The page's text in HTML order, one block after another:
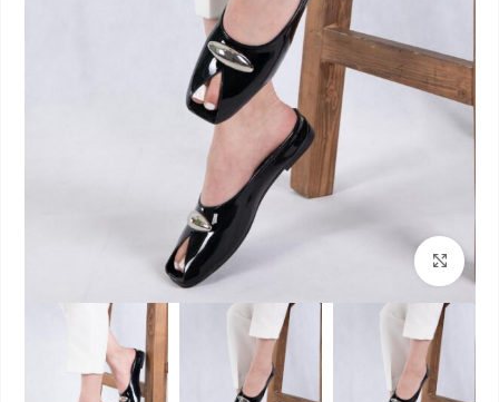
بزرگنمایی تصویر